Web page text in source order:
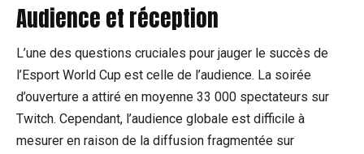
Audience et réception
L’une des questions cruciales pour jauger le succès de
l’Esport World Cup est celle de l’audience. La soirée
d’ouverture a attiré en moyenne 33 000 spectateurs sur
Twitch. Cependant, l’audience globale est difficile à
mesurer en raison de la diffusion fragmentée sur